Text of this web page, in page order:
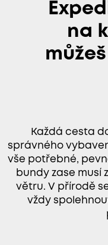
na
Každá cesta
správného
vše potřebné,
bundy zase musí
větru. V přírodě
vždy